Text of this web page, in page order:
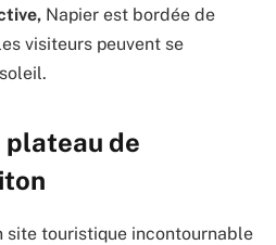
Napier est bordée de
visiteurs peuvent se
plateau de
site touristique incontournable